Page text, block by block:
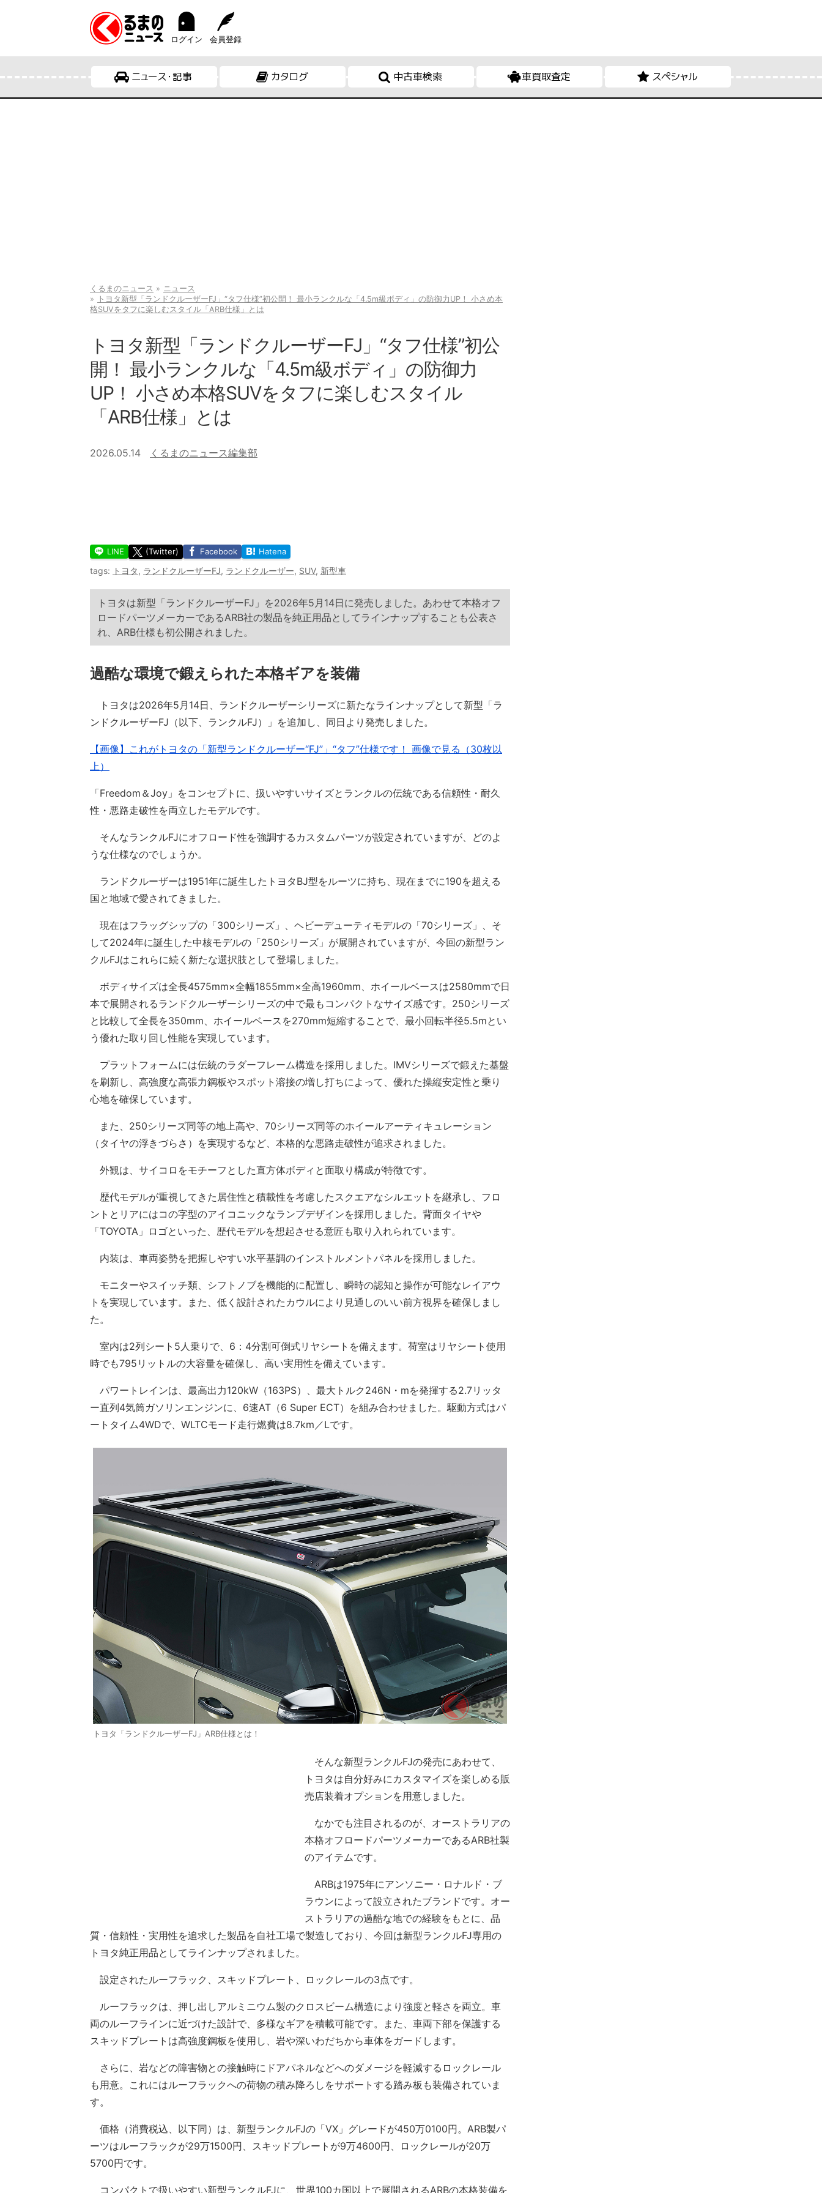
ログイン 会員登録
ニュース・記事 カタログ 中古車検索 車買取査定 スペシャル
くるまのニュース
ニュース
トヨタ新型「ランドクルーザーFJ」“タフ仕様”初公開！ 最小ランクルな「4.5m級ボディ」の防御力UP！ 小さめ本
格SUVをタフに楽しむスタイル「ARB仕様」とは
トヨタ新型「ランドクルーザーFJ」“タフ仕様”初公
開！ 最小ランクルな「4.5m級ボディ」の防御力
UP！ 小さめ本格SUVをタフに楽しむスタイル
「ARB仕様」とは
2026.05.14 くるまのニュース編集部
LINE (Twitter) Facebook Hatena
tags: トヨタ, ランドクルーザーFJ, ランドクルーザー, SUV, 新型車
トヨタは新型「ランドクルーザーFJ」を2026年5月14日に発売しました。あわせて本格オフ
ロードパーツメーカーであるARB社の製品を純正用品としてラインナップすることも公表さ
れ、ARB仕様も初公開されました。
過酷な環境で鍛えられた本格ギアを装備
トヨタは2026年5月14日、ランドクルーザーシリーズに新たなラインナップとして新型「ラ
ンドクルーザーFJ（以下、ランクルFJ）」を追加し、同日より発売しました。
【画像】これがトヨタの「新型ランドクルーザー“FJ”」“タフ”仕様です！ 画像で見る（30枚以
上）
「Freedom＆Joy」をコンセプトに、扱いやすいサイズとランクルの伝統である信頼性・耐久
性・悪路走破性を両立したモデルです。
そんなランクルFJにオフロード性を強調するカスタムパーツが設定されていますが、どのよ
うな仕様なのでしょうか。
ランドクルーザーは1951年に誕生したトヨタBJ型をルーツに持ち、現在までに190を超える
国と地域で愛されてきました。
現在はフラッグシップの「300シリーズ」、ヘビーデューティモデルの「70シリーズ」、そ
して2024年に誕生した中核モデルの「250シリーズ」が展開されていますが、今回の新型ラン
クルFJはこれらに続く新たな選択肢として登場しました。
ボディサイズは全長4575mm×全幅1855mm×全高1960mm、ホイールベースは2580mmで日
本で展開されるランドクルーザーシリーズの中で最もコンパクトなサイズ感です。250シリーズ
と比較して全長を350mm、ホイールベースを270mm短縮することで、最小回転半径5.5mとい
う優れた取り回し性能を実現しています。
プラットフォームには伝統のラダーフレーム構造を採用しました。IMVシリーズで鍛えた基盤
を刷新し、高強度な高張力鋼板やスポット溶接の増し打ちによって、優れた操縦安定性と乗り
心地を確保しています。
また、250シリーズ同等の地上高や、70シリーズ同等のホイールアーティキュレーション
（タイヤの浮きづらさ）を実現するなど、本格的な悪路走破性が追求されました。
外観は、サイコロをモチーフとした直方体ボディと面取り構成が特徴です。
歴代モデルが重視してきた居住性と積載性を考慮したスクエアなシルエットを継承し、フロ
ントとリアにはコの字型のアイコニックなランプデザインを採用しました。背面タイヤや
「TOYOTA」ロゴといった、歴代モデルを想起させる意匠も取り入れられています。
内装は、車両姿勢を把握しやすい水平基調のインストルメントパネルを採用しました。
モニターやスイッチ類、シフトノブを機能的に配置し、瞬時の認知と操作が可能なレイアウ
トを実現しています。また、低く設計されたカウルにより見通しのいい前方視界を確保しまし
た。
室内は2列シート5人乗りで、6：4分割可倒式リヤシートを備えます。荷室はリヤシート使用
時でも795リットルの大容量を確保し、高い実用性を備えています。
パワートレインは、最高出力120kW（163PS）、最大トルク246N・mを発揮する2.7リッタ
ー直列4気筒ガソリンエンジンに、6速AT（6 Super ECT）を組み合わせました。駆動方式はパ
ートタイム4WDで、WLTCモード走行燃費は8.7km／Lです。
トヨタ「ランドクルーザーFJ」ARB仕様とは！
そんな新型ランクルFJの発売にあわせて、
トヨタは自分好みにカスタマイズを楽しめる販
売店装着オプションを用意しました。
なかでも注目されるのが、オーストラリアの
本格オフロードパーツメーカーであるARB社製
のアイテムです。
ARBは1975年にアンソニー・ロナルド・ブ
ラウンによって設立されたブランドです。オー
ストラリアの過酷な地での経験をもとに、品
質・信頼性・実用性を追求した製品を自社工場で製造しており、今回は新型ランクルFJ専用の
トヨタ純正用品としてラインナップされました。
設定されたルーフラック、スキッドプレート、ロックレールの3点です。
ルーフラックは、押し出しアルミニウム製のクロスビーム構造により強度と軽さを両立。車
両のルーフラインに近づけた設計で、多様なギアを積載可能です。また、車両下部を保護する
スキッドプレートは高強度鋼板を使用し、岩や深いわだちから車体をガードします。
さらに、岩などの障害物との接触時にドアパネルなどへのダメージを軽減するロックレール
も用意。これにはルーフラックへの荷物の積み降ろしをサポートする踏み板も装備されていま
す。
価格（消費税込、以下同）は、新型ランクルFJの「VX」グレードが450万0100円。ARB製パ
ーツはルーフラックが29万1500円、スキッドプレートが9万4600円、ロックレールが20万
5700円です。
コンパクトで扱いやすい新型ランクルFJに、世界100カ国以上で展開されるARBの本格装備を